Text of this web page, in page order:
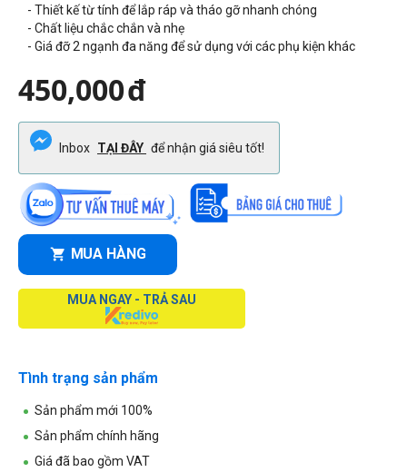
- Thiết kế từ tính để lắp ráp và tháo gỡ nhanh chóng
- Chất liệu chắc chắn và nhẹ
- Giá đỡ 2 ngạnh đa năng để sử dụng với các phụ kiện khác
450,000đ
Inbox TẠI ĐÂY để nhận giá siêu tốt!
MUA HÀNG
MUA NGAY - TRẢ SAU
Tình trạng sản phẩm
Sản phẩm mới 100%
Sản phẩm chính hãng
Giá đã bao gồm VAT